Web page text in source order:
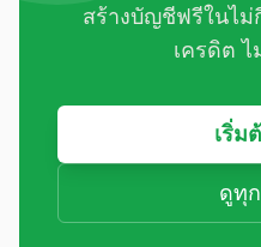
สร้างบัญชีฟรีในไม่
เครดิต
เริ่ม
ดูทุ